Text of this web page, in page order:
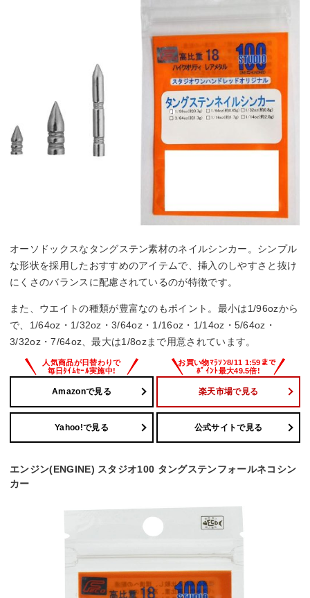
オーソドックスなタングステン素材のネイルシンカー。シンプル
な形状を採用したおすすめのアイテムで、挿入のしやすさと抜け
にくさのバランスに配慮されているのが特徴です。
また、ウエイトの種類が豊富なのもポイント。最小は1/96ozから
で、1/64oz・1/32oz・3/64oz・1/16oz・1/14oz・5/64oz・
3/32oz・7/64oz、最大は1/8ozまで用意されています。
Amazonで見る 楽天市場で見る
Yahoo!で見る 公式サイトで見る
エンジン(ENGINE) スタジオ100 タングステンフォールネコシン
カー